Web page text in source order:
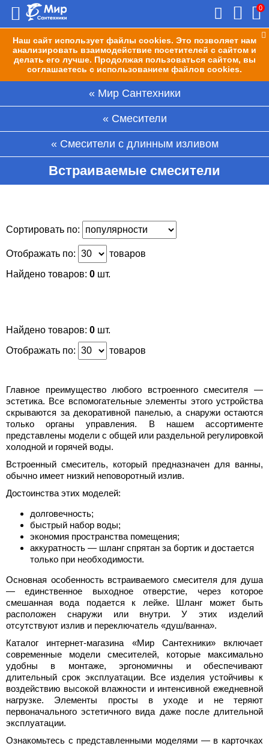
Наш сайт использует файлы cookies. Это позволяет нам
анализировать взаимодействие посетителей с сайтом и
делать его лучше. Продолжая пользоваться сайтом, вы
соглашаетесь с использованием файлов cookies.
0
Мир Сантехники
Смесители
Смесители с длинным изливом
Встраиваемые смесители
Сортировать по:
Отображать по:
товаров
Найдено товаров: 0 шт.
Найдено товаров: 0 шт.
Отображать по:
товаров
Главное преимущество любого встроенного смесителя —
эстетика. Все вспомогательные элементы этого устройства
скрываются за декоративной панелью, а снаружи остаются
только органы управления. В нашем ассортименте
представлены модели с общей или раздельной регулировкой
холодной и горячей воды.
Встроенный смеситель, который предназначен для ванны,
обычно имеет низкий неповоротный излив.
Достоинства этих моделей:
долговечность;
быстрый набор воды;
экономия пространства помещения;
аккуратность — шланг спрятан за бортик и достается
только при необходимости.
Основная особенность встраиваемого смесителя для душа
— единственное выходное отверстие, через которое
смешанная вода подается к лейке. Шланг может быть
расположен снаружи или внутри. У этих изделий
отсутствуют излив и переключатель «душ/ванна».
Каталог интернет-магазина «Мир Сантехники» включает
современные модели смесителей, которые максимально
удобны в монтаже, эргономичны и обеспечивают
длительный срок эксплуатации. Все изделия устойчивы к
воздействию высокой влажности и интенсивной ежедневной
нагрузке. Элементы просты в уходе и не теряют
первоначального эстетичного вида даже после длительной
эксплуатации.
Ознакомьтесь с представленными моделями — в карточках